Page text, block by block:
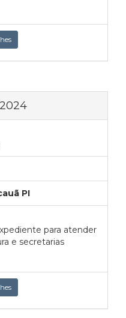
PI
para atender
e secretarias